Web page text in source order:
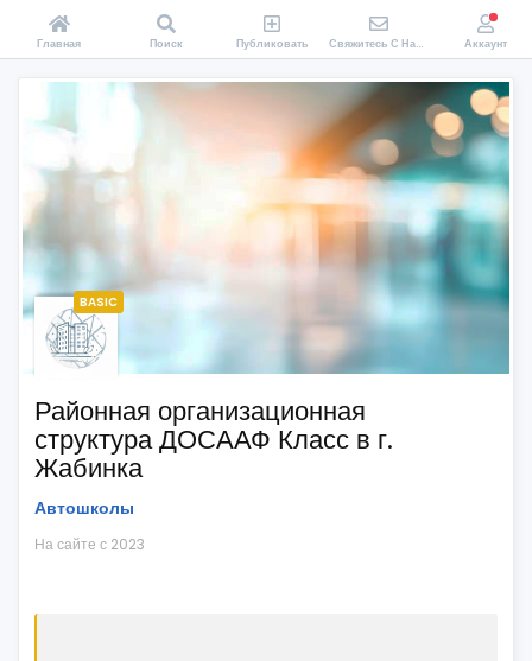
BASIC
Районная организационная
структура ДОСААФ Класс в г.
Жабинка
Автошколы
На сайте с 2023
Главная Поиск Публиковать Свяжитесь С Нами Аккаунт